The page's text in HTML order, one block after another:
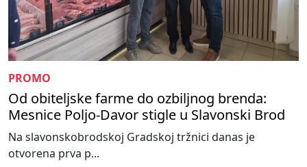
PROMO
Od obiteljske farme do ozbiljnog brenda:
Mesnice Poljo-Davor stigle u Slavonski Brod
Na slavonskobrodskoj Gradskoj tržnici danas je
otvorena prva p...